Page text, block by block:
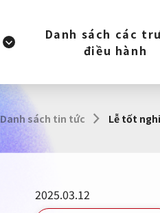
Danh sách các
điều hành
Danh sách tin tức Lễ tốt
2025.03.12